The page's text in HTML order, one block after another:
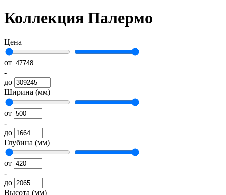
Коллекция Палермо
Цена
от
-
до
Ширина (мм)
от
-
до
Глубина (мм)
от
-
до
Высота (мм)